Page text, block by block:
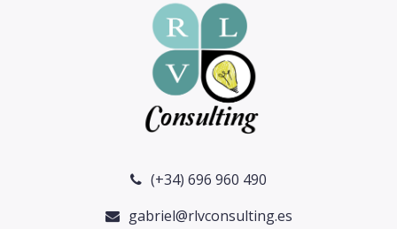
(+34) 696 960 490
gabriel@rlvconsulting.es